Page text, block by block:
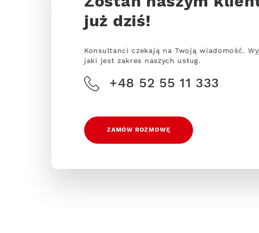
już dziś!
Konsultanci czekają na Twoją wiadomość.
jaki jest zakres naszych usług.
+48 52 55 11 333
ZAMÓW ROZMOWĘ